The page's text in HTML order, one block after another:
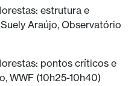
estrutura e
Araújo, Observatório
pontos críticos e
WWF (10h25-10h40)